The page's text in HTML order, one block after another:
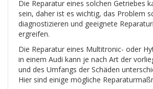
Die Reparatur eines solchen Getriebes
sein, daher ist es wichtig, das Problem
diagnostizieren und geeignete
ergreifen.
Die Reparatur eines Multitronic- oder
in einem Audi kann je nach Art der
und des Umfangs der Schäden
Hier sind einige mögliche